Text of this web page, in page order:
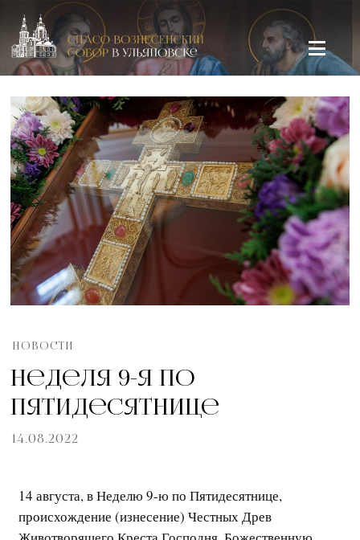
Спасо-Вознесенский кафедральный собор в Ульяновске
НОВОСТИ
Неделя 9-я по
Пятидесятнице
14.08.2022
14 августа, в Неделю 9-ю по Пятидесятнице,
происхождение (изнесение) Честных Древ